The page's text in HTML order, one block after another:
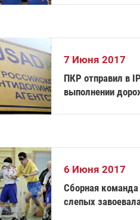
7 Июня 2017
ПКР отправил в
выполнении
6 Июня 2017
Сборная команда
слепых